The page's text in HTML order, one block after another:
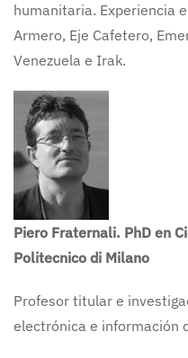
humanitaria. Experiencia
Armero, Eje Cafetero,
Venezuela e Irak.
Piero Fraternali. PhD en
Politecnico di Milano
Profesor titular e
electrónica e información